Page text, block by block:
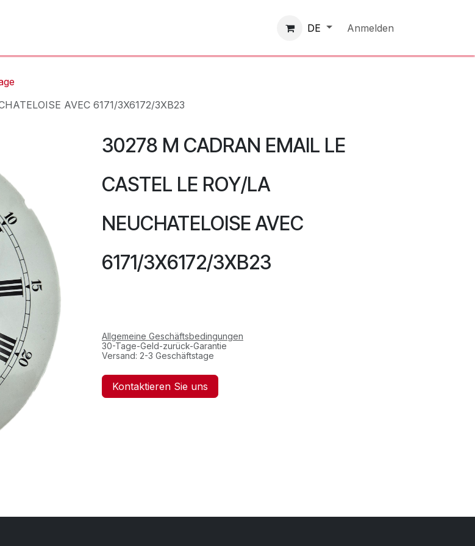
Kontaktieren Sie uns DE Anmelden
AVEC 6171/3X6172/3XB23
30278 M CADRAN EMAIL LE
CASTEL LE ROY/LA
NEUCHATELOISE AVEC
6171/3X6172/3XB23
Allgemeine Geschäftsbedingungen
30-Tage-Geld-zurück-Garantie
Versand: 2-3 Geschäftstage
Kontaktieren Sie uns